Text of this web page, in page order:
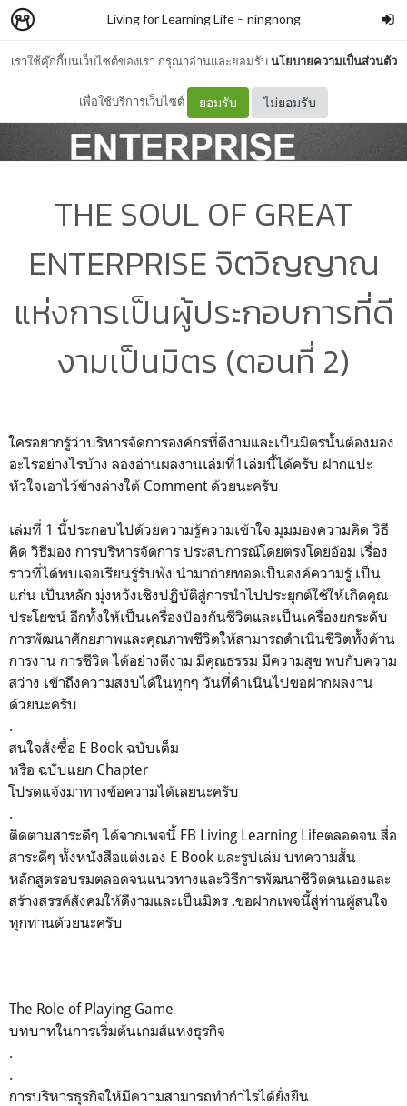
เราใช้คุ๊กกี้บนเว็บไซต์ของเรา กรุณาอ่านและยอมรับนโยบายความเป็นส่วนตัว
เพื่อใช้บริการเว็บไซต์ ยอมรับ ไม่ยอมรับ
Living for Learning Life– ningnong
THE SOUL OF GREAT
ENTERPRISE จิตวิญญาณ
แห่งการเป็นผู้ประกอบการที่ดี
งามเป็นมิตร (ตอนที่ 2)
ใครอยากรู้ว่าบริหารจัดการองค์กรที่ดีงามและเป็นมิตรนั้นต้องมอง
อะไรอย่างไร​บ้าง ลองอ่าน​ผลงานเล่มที่1เล่มนี้ได้ครับ​ ฝากแปะ
หัวใจเอาไว้ข้างล่างใต้​ Comment​ ด้วยนะครับ
เล่มที่​ 1​ นี้ประกอบไปด้วยความรู้ความเข้าใจ มุมมองความคิด วิธี
คิด วิธีมอง การบริหารจัดการ ประสบการณ์โดยตรงโดยอ้อม เรื่อง
ราวที่ได้พบเจอเรียนรู้รับฟัง นำมาถ่ายทอดเป็นองค์ความรู้ เป็น
แก่น เป็นหลัก มุ่งหวังเชิงปฏิบัติสู่การนำไปประยุกต์ใช้ให้เกิดคุณ
ประโยชน์ อีกทั้งให้เป็นเครื่องป้องกันชีวิตและเป็นเครื่องยกระดับ
การพัฒนาศักยภาพและคุณภาพชีวิตให้สามารถดำเนินชีวิตทั้งด้าน
การงาน การชีวิต ได้อย่างดีงาม มีคุณธรรม มีความสุข พบกับความ
สว่าง เข้าถึงความสงบได้ในทุกๆ วันที่ดำเนินไปขอฝากผลงาน
ด้วยนะครับ
.
สนใจสั่งซื้อ E Book ฉบับเต็ม
หรือ ฉบับแยก Chapter
โปรดแจ้งมาทางข้อความได้เลยนะครับ
.
ติดตามสาระดีๆ​ ได้จากเพจนี้​ FB Living Learning Lifeตลอดจน​ สื่อ
สาระดีๆ​ ทั้งหนังสือ​แต่งเอง​ E​ Book​ และรูปเล่ม บทความสั้น​
หลักสูตรอบรมตลอดจนแนวทางและวิธีการพัฒนาชีวิตตนเองและ
สร้างสรรค์สังคมให้ดีงามและเป็นมิตร​ .ขอฝากเพจนี้สู่ท่านผู้สนใจ
ทุกท่านด้วยนะครับ
The Role of Playing Game
บทบาทในการเริ่มต้นเกมส์แห่งธุรกิจ
.
.
การบริหารธุรกิจให้มีความสามารถทำกำไรได้ยั่งยืน